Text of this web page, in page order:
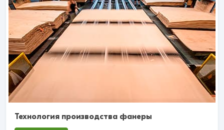
Технология производства фанеры